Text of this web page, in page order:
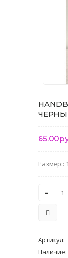
Размер::
-
Артикул:
Наличие: